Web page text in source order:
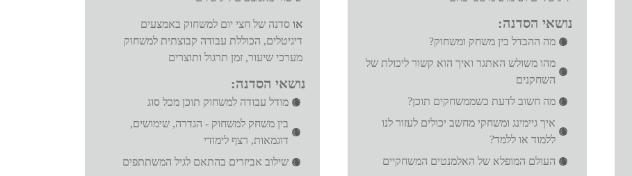
נושאי הסדנה:
מה ההבדל בין משחק ומשחוק?
מהו משולש האתגר ואיך הוא קשור ליכולת של
השחקנים
מה חשוב לדעת כשממשחקים תוכן?
איך גיימינג ומשחקי מחשב יכולים לעזור לנו
ללמוד או ללמד?
העולם המופלא של האלמנטים המשחקיים
אוסדנה של חצי יום למשחוק באמצעים
דיגיטלים, הכוללת עבודה קבוצתית למשחוק
מערכי שיעור, זמן תרגול ותוצרים
נושאי הסדנה:
מודל עבודה למשחוק תוכן מכל סוג
בין משחק למשחוק - הגדרה, שימושים,
דוגמאות, רצף לימודי
שילוב אביזרים בהתאם לגיל המשתתפים